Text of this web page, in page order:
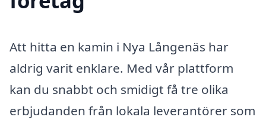
Att hitta en kamin i Nya Långenäs har
aldrig varit enklare. Med vår plattform
kan du snabbt och smidigt få tre olika
erbjudanden från lokala leverantörer som